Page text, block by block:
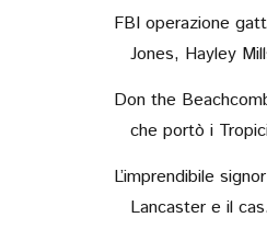
FBI operazione
Jones, Hayley
Don the
che portò i
L’imprendibile
Lancaster e il